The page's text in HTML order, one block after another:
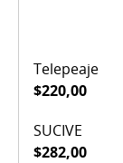
$220,00
$282,00